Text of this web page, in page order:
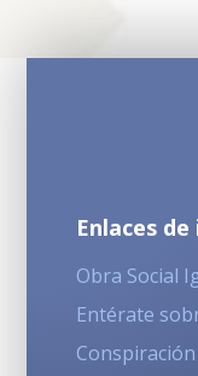
Enlaces
Obra Social
Entérate